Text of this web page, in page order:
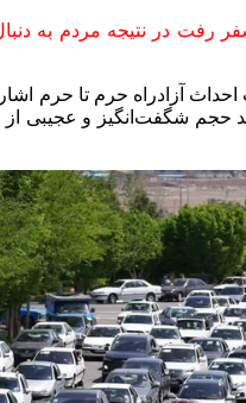
در نتیجه مردم به
آزادراه حرم تا حرم
و قدری سرمای هوا، شاهد حجم